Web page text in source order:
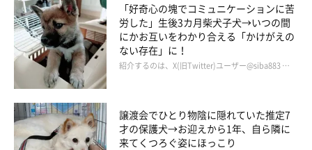
参照／Instagram（@m.k_23489、@yokotakada1 、
@mate_miroku）
文／Ayano Yamabuki
「好奇心の塊でコミュニケーションに苦
労した」生後3カ月柴犬子犬→いつの間
にかお互いをわかり合える「かけがえの
ない存在」に！
紹介するのは、X(旧Twitter)ユーザー@siba883 …
譲渡会でひとり物陰に隠れていた推定7
才の保護犬→お迎えから1年、自ら隣に
来てくつろぐ姿にほっこり